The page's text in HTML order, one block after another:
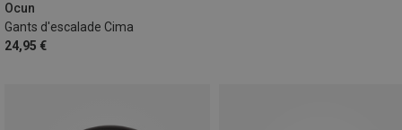
Ocun
Gants d'escalade Cima
24,95 €